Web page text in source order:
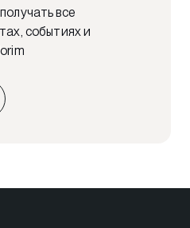
все
событиях и